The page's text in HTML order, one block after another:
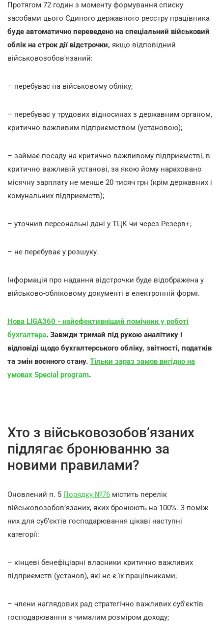
Протягом 72 годин з моменту формування списку
засобами цього Єдиного державного реєстру працівника
буде автоматично переведено на спеціальний військовий
облік на строк дії відстрочки, якщо відповідний
військовозобов'язаний:
– перебуває на військовому обліку;
– перебуває у трудових відносинах з державним органом,
критично важливим підприємством (установою);
– займає посаду на критично важливому підприємстві, в
критично важливій установі, за якою йому нараховано
місячну зарплату не менше 20 тисяч грн (крім державних і
комунальних підприємств);
– уточнив персональні дані у ТЦК чи через Резерв+;
– не перебуває у розшуку.
Інформація про надання відстрочки буде відображена у
військово-обліковому документі в електронній формі.
Нова LIGA360 - найефективніший помічник у роботі
бухгалтера. Завжди тримай під рукою аналітику і
відповіді щодо бухгалтерського обліку, звітності, податків
та змін воєнного стану. Тільки зараз замов вигідно на
умовах Special program.
Хто з військовозобов’язаних
підлягає бронюванню за
новими правилами?
Оновлений п. 5 Порядку №76 містить перелік
військовозобов’язаних, яких бронюють на 100%. З-поміж
них для суб’єктів господарювання цікаві наступні
категорії:
– кінцеві бенефіціарні власники критично важливих
підприємств (установ), які не є їх працівниками;
– члени наглядових рад стратегічно важливих суб'єктів
господарювання з чималим розміром доходу;